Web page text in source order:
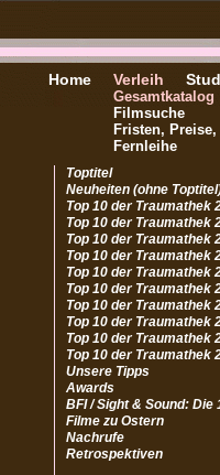
Home Verleih
Gesamtkatalog
Filmsuche
Fristen,
Fernleihe
Toptitel
Neuheiten (ohne
Top 10 der Traumathek
Top 10 der Traumathek
Top 10 der Traumathek
Top 10 der Traumathek
Top 10 der Traumathek
Top 10 der Traumathek
Top 10 der Traumathek
Top 10 der Traumathek
Top 10 der Traumathek
Top 10 der Traumathek
Unsere Tipps
Awards
BFI / Sight & Sound: Die
Filme zu Ostern
Nachrufe
Retrospektiven